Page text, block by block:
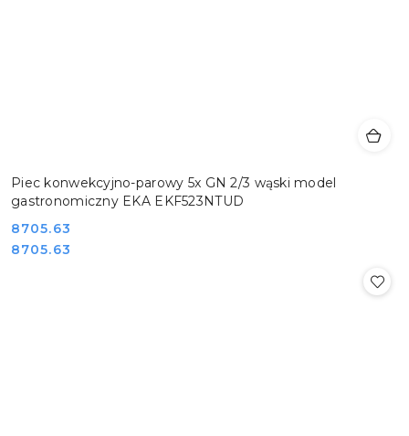
Piec konwekcyjno-parowy 5x GN 2/3 wąski model
gastronomiczny EKA EKF523NTUD
Cena:
8705.63
Cena:
8705.63